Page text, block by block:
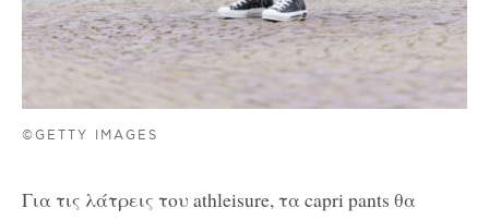
©GETTY IMAGES
Για τις λάτρεις του athleisure, τα capri pants θα